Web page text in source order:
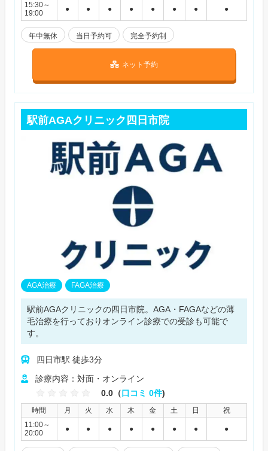
15:30～
19:00
● ● ● ● ● ● ● ●
年中無休 当日予約可 完全予約制
ネット予約
駅前AGAクリニック四日市院
AGA治療 FAGA治療
駅前AGAクリニックの四日市院。AGA・FAGAなどの薄
毛治療を行っておりオンライン診療での受診も可能で
す。
四日市駅 徒歩3分
診療内容：対面・オンライン
0.0（口コミ 0件)
時間 月 火 水 木 金 土 日
祝
11:00～
20:00
● ● ● ● ● ● ● ●